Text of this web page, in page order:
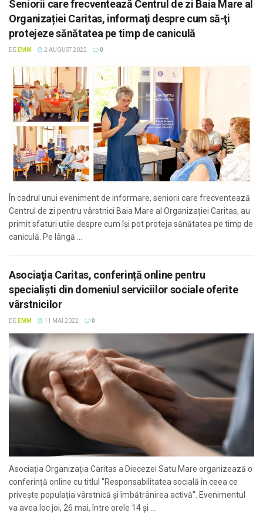
Seniorii care frecventează Centrul de zi Baia Mare al
Organizației Caritas, informaţi despre cum să-ţi
protejeze sănătatea pe timp de caniculă
DE EMM 2 AUGUST 2022 0
În cadrul unui eveniment de informare, seniorii care frecventează
Centrul de zi pentru vârstnici Baia Mare al Organizației Caritas, au
primit sfaturi utile despre cum își pot proteja sănătatea pe timp de
caniculă. Pe lângă ...
Asociaţia Caritas, conferință online pentru
specialiști din domeniul serviciilor sociale oferite
vârstnicilor
DE EMM 11 MAI 2022 0
Asociația Organizația Caritas a Diecezei Satu Mare organizează o
conferință online cu titlul "Responsabilitatea socială în ceea ce
privește populația vârstnică și îmbătrânirea activă". Evenimentul
va avea loc joi, 26 mai, între orele 14 și ...